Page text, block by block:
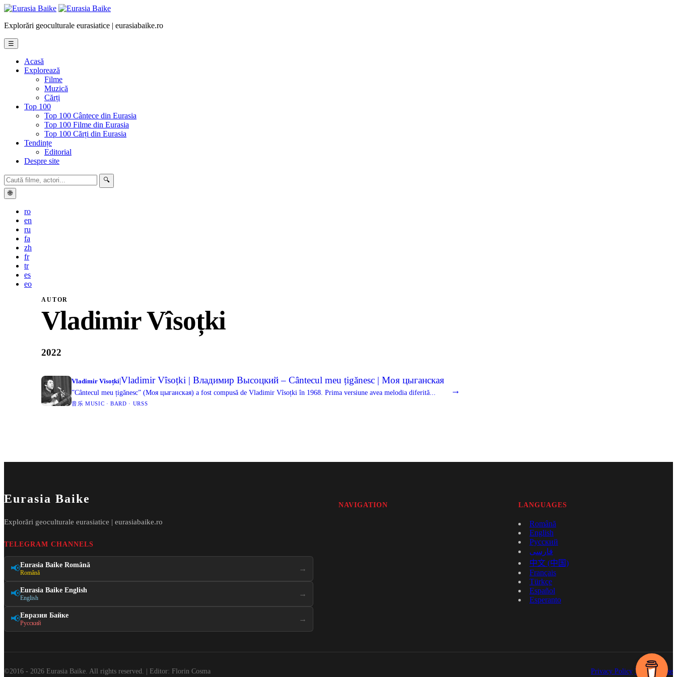
Explorări geoculturale eurasiatice | eurasiabaike.ro
☰
Acasă
Explorează
Filme
Muzică
Cărți
Top 100
Top 100 Cântece din Eurasia
Top 100 Filme din Eurasia
Top 100 Cărți din Eurasia
Tendințe
Editorial
Despre site
🔍
🌐
ro
en
ru
fa
zh
fr
tr
es
eo
AUTOR
Vladimir Vîsoțki
2022
Vladimir Vîsoțki|Vladimir Vîsoțki | Владимир Высоцкий – Cântecul meu țigănesc | Моя цыганская
”Cântecul meu țigănesc” (Моя цыганская) a fost compusă de Vladimir Vîsoțki în 1968. Prima versiune avea melodia diferită...
音乐 MUSIC · BARD · URSS
→
Eurasia Baike
Explorări geoculturale eurasiatice | eurasiabaike.ro
TELEGRAM CHANNELS
📢Eurasia Baike Română
Română →
📢Eurasia Baike English
English →
📢Евразия Байке
Русский →
NAVIGATION LANGUAGES
Română
English
Русский
فارسی
中文 (中国)
Français
Türkçe
Español
Esperanto
©2016 - 2026 Eurasia Baike. All rights reserved. | Editor: Florin Cosma Privacy Policy Terms of Use